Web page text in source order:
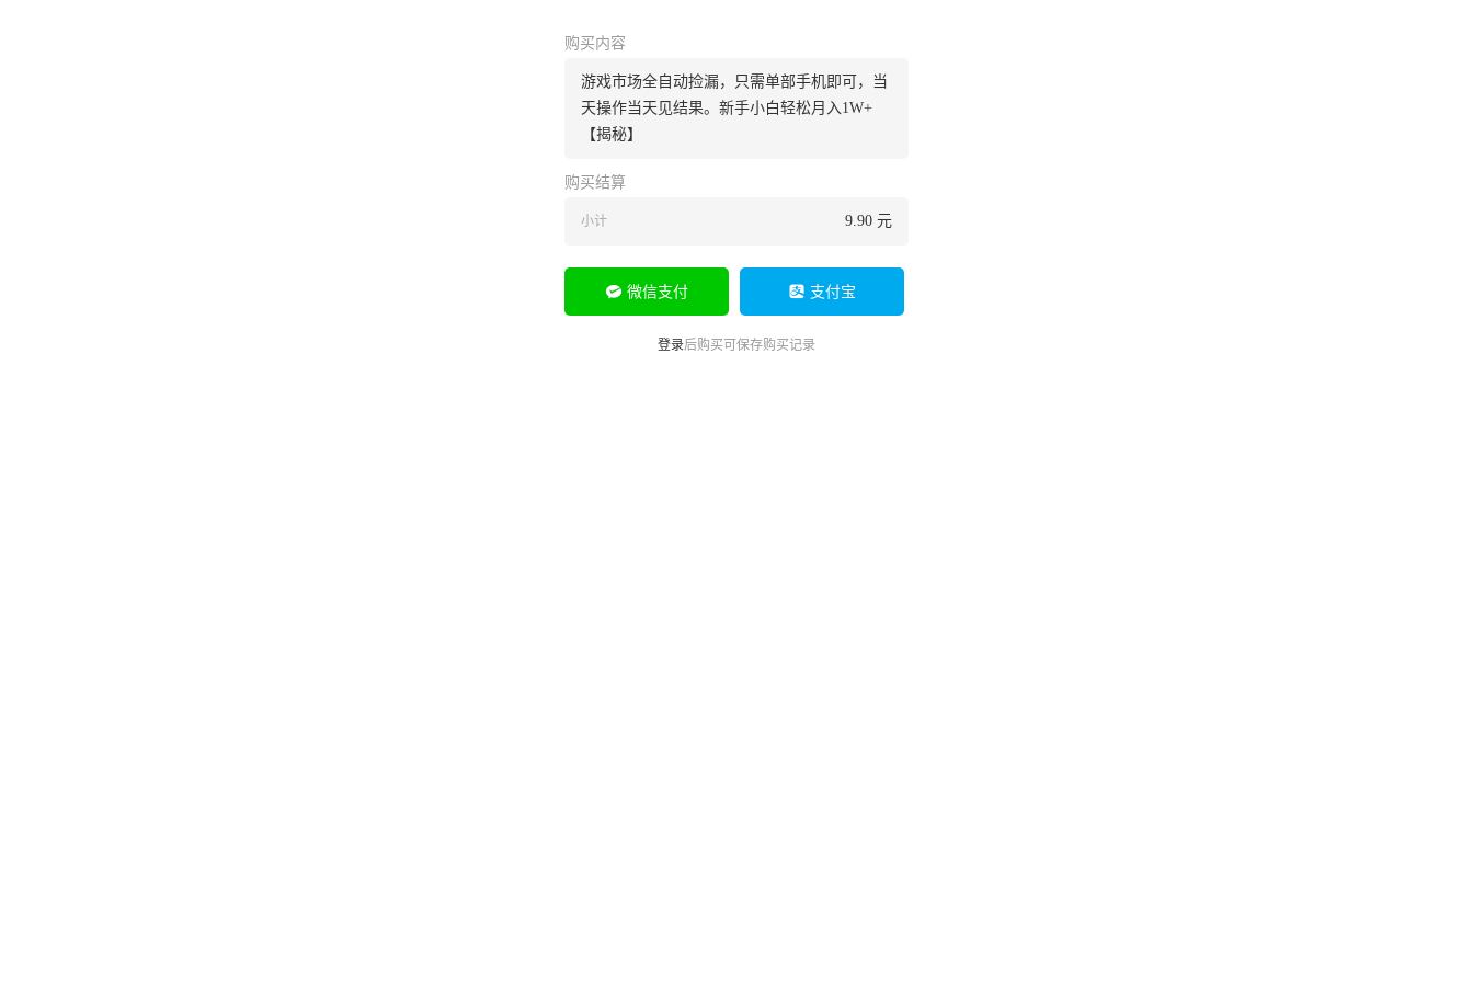
购买内容
游戏市场全自动捡漏，只需单部手机即可，当
天操作当天见结果。新手小白轻松月入1W+
【揭秘】
购买结算
小计 9.90 元
微信支付 支付宝
登录后购买可保存购买记录